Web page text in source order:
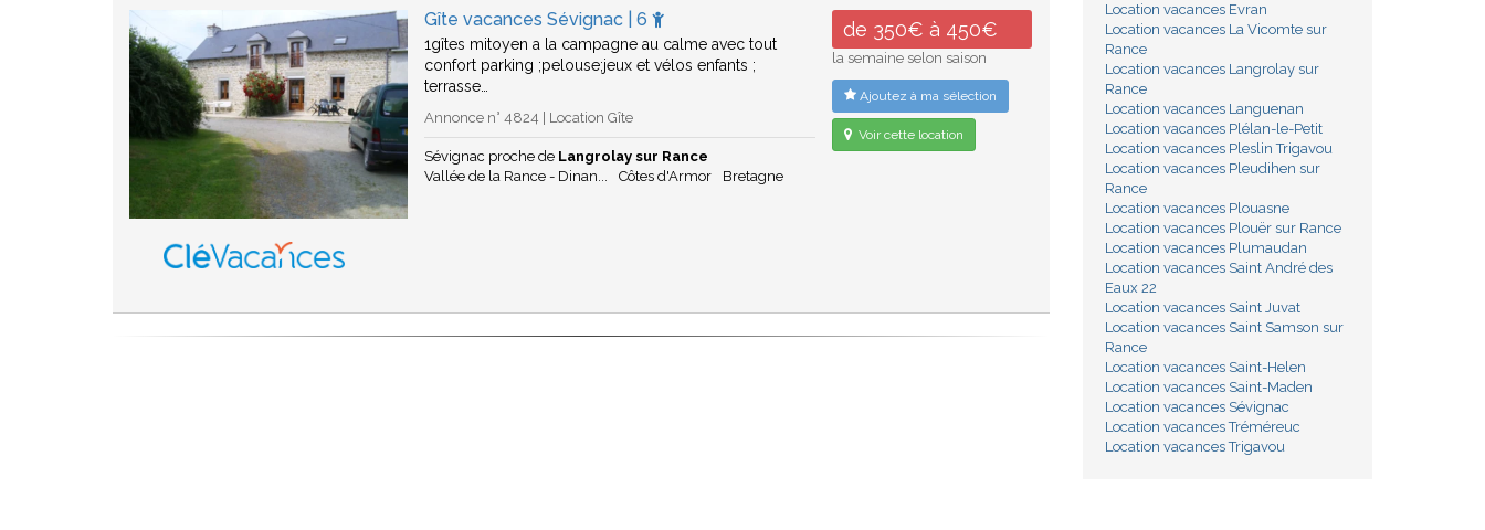
Gîte vacances Sévignac | 6
1gîtes mitoyen a la campagne au calme avec tout
confort parking ;pelouse;jeux et vélos enfants ;
terrasse…
Annonce n° 4824 | Location Gîte
Sévignac proche de Langrolay sur Rance
Vallée de la Rance - Dinan...
Côtes d'Armor Bretagne
de 350€ à 450€
la semaine selon saison
Ajoutez à ma sélection
Voir cette location
Location vacances Evran
Location vacances La Vicomte sur
Rance
Location vacances Langrolay sur
Rance
Location vacances Languenan
Location vacances Plélan-le-Petit
Location vacances Pleslin Trigavou
Location vacances Pleudihen sur
Rance
Location vacances Plouasne
Location vacances Plouër sur Rance
Location vacances Plumaudan
Location vacances Saint André des
Eaux 22
Location vacances Saint Juvat
Location vacances Saint Samson sur
Rance
Location vacances Saint-Helen
Location vacances Saint-Maden
Location vacances Sévignac
Location vacances Tréméreuc
Location vacances Trigavou